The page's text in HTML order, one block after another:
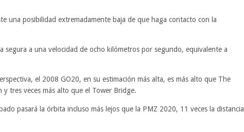
una posibilidad extremadamente baja de que haga contacto con la
segura a una velocidad de ocho kilómetros por segundo, equivalente a
el 2008 GO20, en su estimación más alta, es más alto que The
tres veces más alto que el Tower Bridge.
pasará la órbita incluso más lejos que la PMZ 2020, 11 veces la distancia